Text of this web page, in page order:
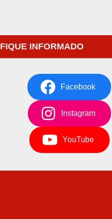
FIQUE INFORMADO
Facebook
Instagram
YouTube